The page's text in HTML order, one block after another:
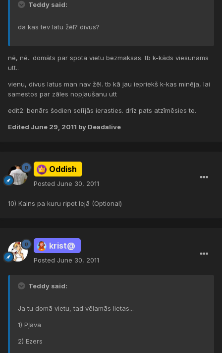
Teddy said:
da kas tev latu žēl? divus?
nē, nē.. domāts par spota vietu bezmaksas. tb k-kāds viesunams
utt..
vienu, divus latus man nav žēl. tb kā jau iepriekš k-kas minēja, lai
samestos par zāles nopļaušanu utt
edit2: benārs šodien solījās ierasties. drīz pats atzīmēsies te.
Edited June 29, 2011 by Deadalive
Oddish
Posted June 30, 2011
10) Kalns pa kuru ripot lejā (Optional)
krist@
Posted June 30, 2011
Teddy said:
Ja tu domā vietu, tad vēlamās lietas...
1) Pļava
2) Ezers